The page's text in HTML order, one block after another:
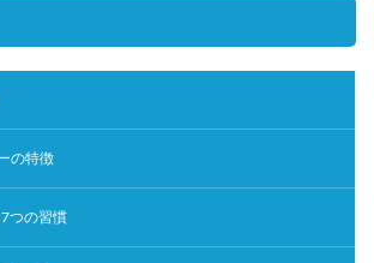
の特徴
つの習慣